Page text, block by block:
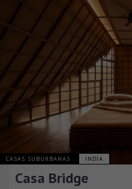
CASAS SUBURBANAS INDIA
Casa Bridge